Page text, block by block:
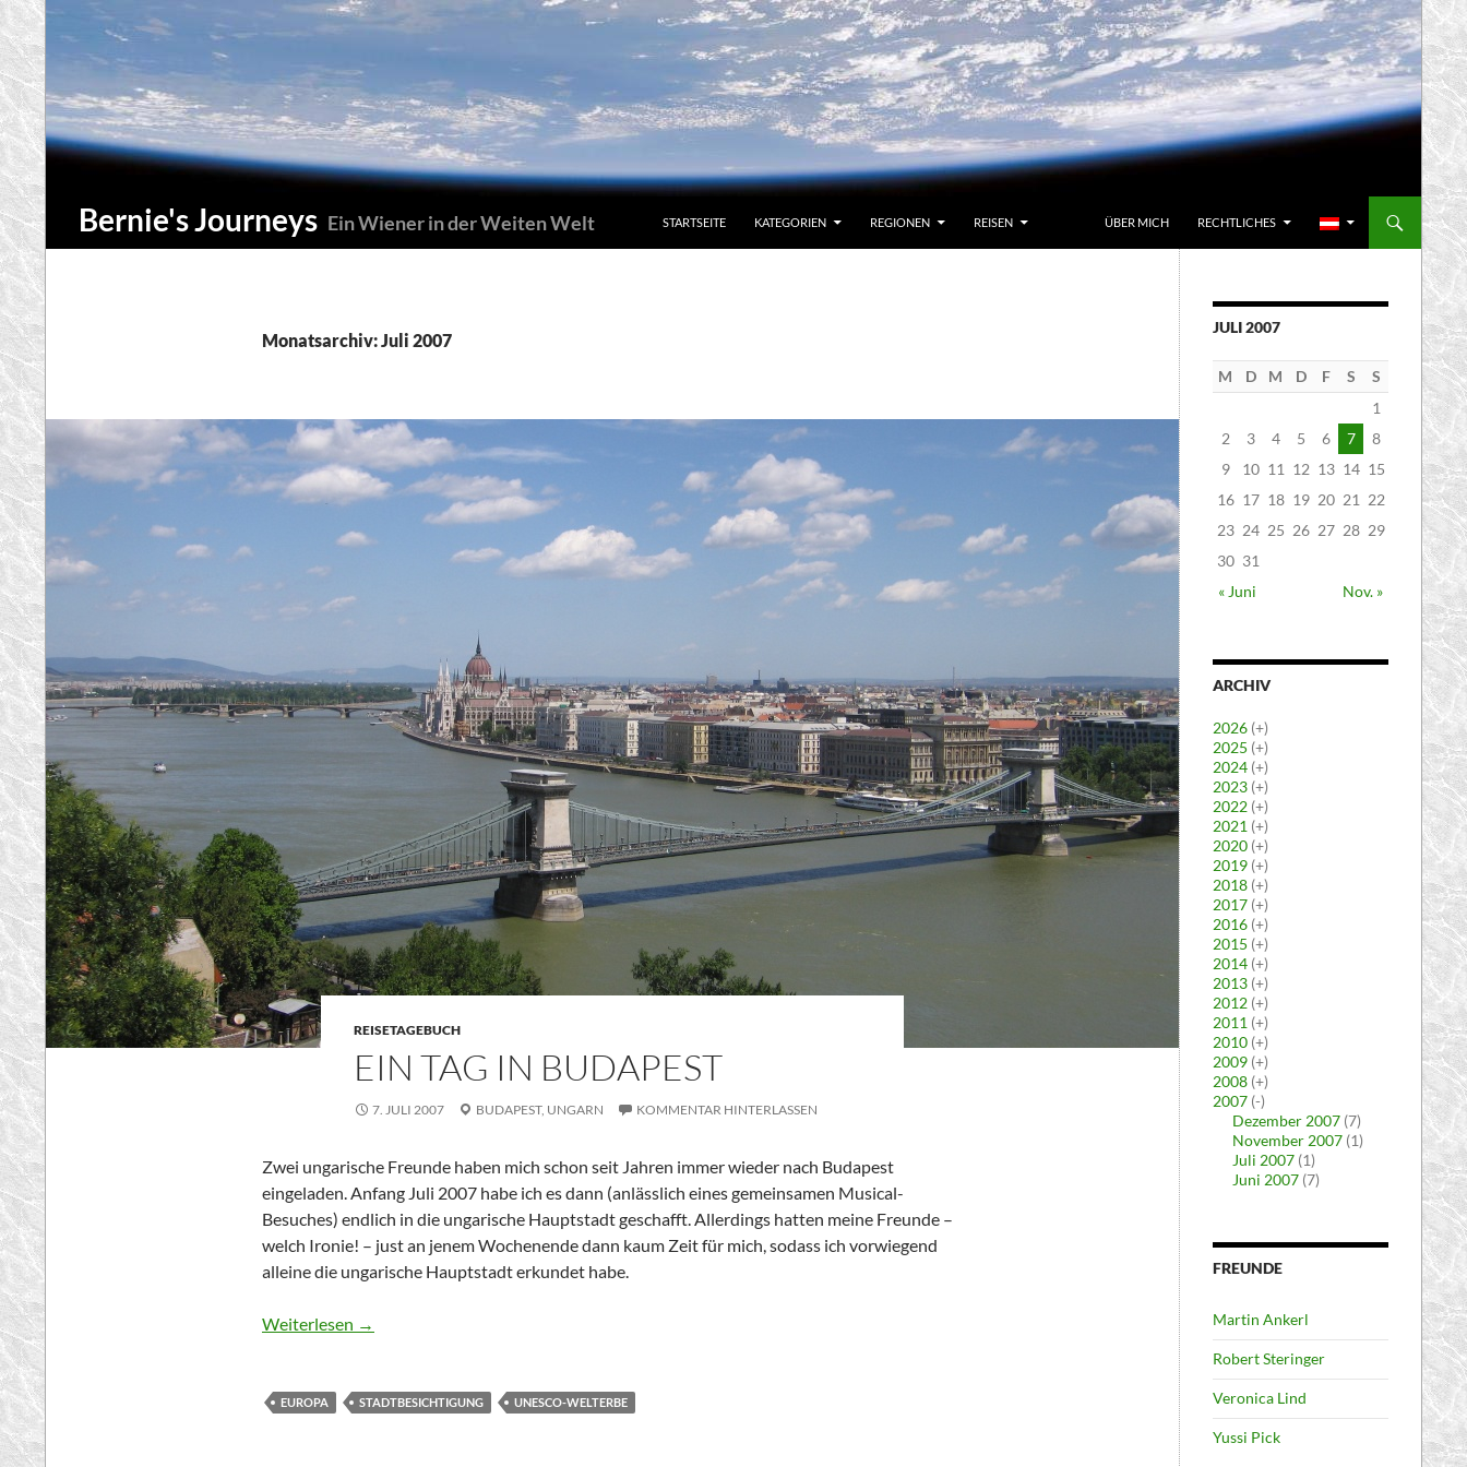
Zum
Inhalt
springen
Bernie's Journeys Ein Wiener in der Weiten Welt
Suchen
STARTSEITE KATEGORIEN REGIONEN REISEN ÜBER MICH RECHTLICHES
Monatsarchiv: Juli 2007
REISETAGEBUCH
EIN TAG IN BUDAPEST
7. JULI 2007 BUDAPEST, UNGARN KOMMENTAR HINTERLASSEN
Zwei ungarische Freunde haben mich schon seit Jahren immer wieder nach Budapest
eingeladen. Anfang Juli 2007 habe ich es dann (anlässlich eines gemeinsamen Musical-
Besuches) endlich in die ungarische Hauptstadt geschafft. Allerdings hatten meine Freunde –
welch Ironie! – just an jenem Wochenende dann kaum Zeit für mich, sodass ich vorwiegend
alleine die ungarische Hauptstadt erkundet habe.
Weiterlesen →
EUROPA STADTBESICHTIGUNG UNESCO-WELTERBE
JULI 2007
M D M D F S
S
1
2
3 4 5 6 7
8
9
10 11 12 13 14 15
16 17 18 19 20 21 22
23 24 25 26 27 28 29
30 31
« Juni
Nov. »
ARCHIV
2026 (+)
2025 (+)
2024 (+)
2023 (+)
2022 (+)
2021 (+)
2020 (+)
2019 (+)
2018 (+)
2017 (+)
2016 (+)
2015 (+)
2014 (+)
2013 (+)
2012 (+)
2011 (+)
2010 (+)
2009 (+)
2008 (+)
2007 (-)
Dezember 2007 (7)
November 2007 (1)
Juli 2007 (1)
Juni 2007 (7)
FREUNDE
Martin Ankerl
Robert Steringer
Veronica Lind
Yussi Pick